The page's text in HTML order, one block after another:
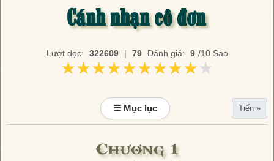
Cánh nhạn cô đơn
Lượt đọc: 322609 | 79 Đánh giá: 9 /10 Sao
★★★★★★★★★★
★★★★★★★★★★
☰ Mục lục Tiến »
Chương 1